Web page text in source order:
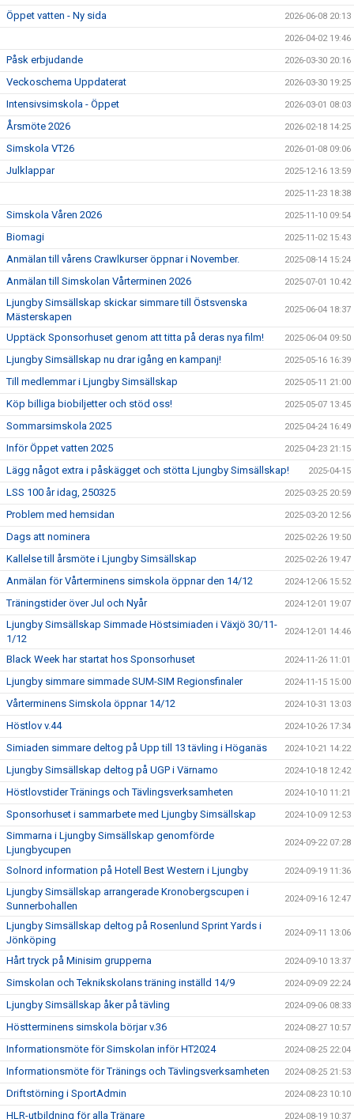
Öppet vatten - Ny sida 2026-06-08 20:13
2026-04-02 19:46
Påsk erbjudande 2026-03-30 20:16
Veckoschema Uppdaterat 2026-03-30 19:25
Intensivsimskola - Öppet 2026-03-01 08:03
Årsmöte 2026 2026-02-18 14:25
Simskola VT26 2026-01-08 09:06
Julklappar 2025-12-16 13:59
2025-11-23 18:38
Simskola Våren 2026 2025-11-10 09:54
Biomagi 2025-11-02 15:43
Anmälan till vårens Crawlkurser öppnar i November. 2025-08-14 15:24
Anmälan till Simskolan Vårterminen 2026 2025-07-01 10:42
Ljungby Simsällskap skickar simmare till Östsvenska
Mästerskapen
2025-06-04 18:37
Upptäck Sponsorhuset genom att titta på deras nya film! 2025-06-04 09:50
Ljungby Simsällskap nu drar igång en kampanj! 2025-05-16 16:39
Till medlemmar i Ljungby Simsällskap 2025-05-11 21:00
Köp billiga biobiljetter och stöd oss! 2025-05-07 13:45
Sommarsimskola 2025 2025-04-24 16:49
Inför Öppet vatten 2025 2025-04-23 21:15
Lägg något extra i påskägget och stötta Ljungby Simsällskap! 2025-04-15
LSS 100 år idag, 250325 2025-03-25 20:59
Problem med hemsidan 2025-03-20 12:56
Dags att nominera 2025-02-26 19:50
Kallelse till årsmöte i Ljungby Simsällskap 2025-02-26 19:47
Anmälan för Vårterminens simskola öppnar den 14/12 2024-12-06 15:52
Träningstider över Jul och Nyår 2024-12-01 19:07
Ljungby Simsällskap Simmade Höstsimiaden i Växjö 30/11-
1/12
2024-12-01 14:46
Black Week har startat hos Sponsorhuset 2024-11-26 11:01
Ljungby simmare simmade SUM-SIM Regionsfinaler 2024-11-15 15:00
Vårterminens Simskola öppnar 14/12 2024-10-31 13:03
Höstlov v.44 2024-10-26 17:34
Simiaden simmare deltog på Upp till 13 tävling i Höganäs 2024-10-21 14:22
Ljungby Simsällskap deltog på UGP i Värnamo 2024-10-18 12:42
Höstlovstider Tränings och Tävlingsverksamheten 2024-10-10 11:21
Sponsorhuset i sammarbete med Ljungby Simsällskap 2024-10-09 12:53
Simmarna i Ljungby Simsällskap genomförde
Ljungbycupen
2024-09-22 07:28
Solnord information på Hotell Best Western i Ljungby 2024-09-19 11:36
Ljungby Simsällskap arrangerade Kronobergscupen i
Sunnerbohallen
2024-09-16 12:47
Ljungby Simsällskap deltog på Rosenlund Sprint Yards i
Jönköping
2024-09-11 13:06
Hårt tryck på Minisim grupperna 2024-09-10 13:37
Simskolan och Teknikskolans träning inställd 14/9 2024-09-09 22:24
Ljungby Simsällskap åker på tävling 2024-09-06 08:33
Höstterminens simskola börjar v.36 2024-08-27 10:57
Informationsmöte för Simskolan inför HT2024 2024-08-25 22:04
Informationsmöte för Tränings och Tävlingsverksamheten 2024-08-25 21:53
Driftstörning i SportAdmin 2024-08-23 10:10
HLR-utbildning för alla Tränare 2024-08-19 10:37